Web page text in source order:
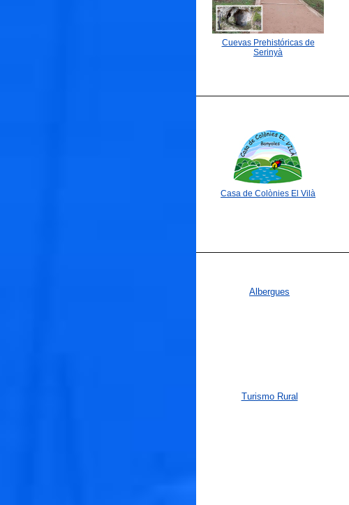
Cuevas Prehistóricas de
Serinyà
Casa de Colònies El Vilà
Albergues
Turismo Rural
🐟
🐟